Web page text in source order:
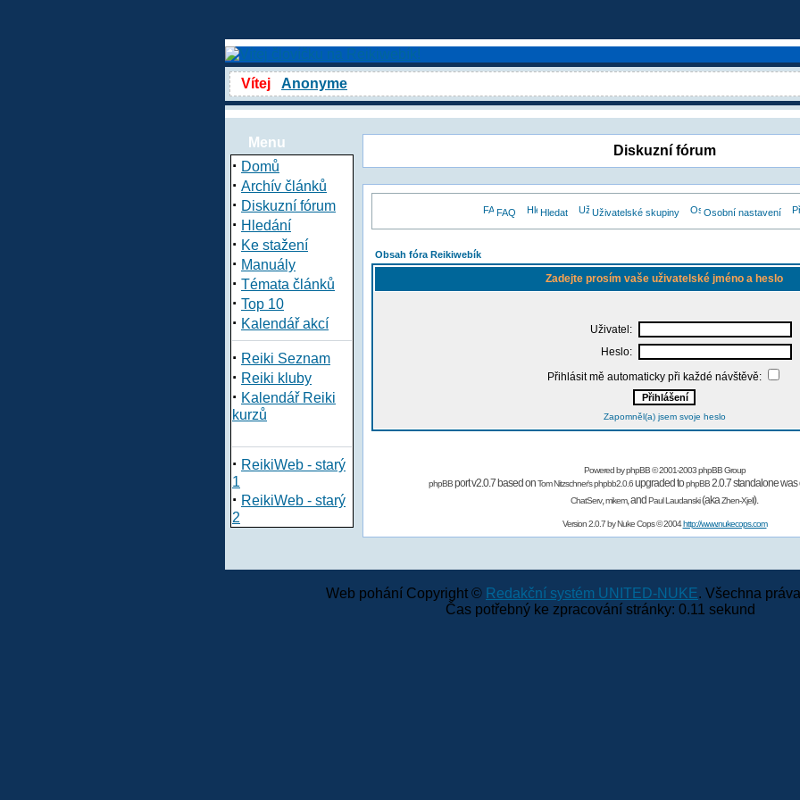
Vítej Anonyme
Menu
· Domů
· Archív článků
· Diskuzní fórum
· Hledání
· Ke stažení
· Manuály
· Témata článků
· Top 10
· Kalendář akcí
· Reiki Seznam
· Reiki kluby
· Kalendář Reiki
kurzů
· ReikiWeb - starý
1
· ReikiWeb - starý
2
Diskuzní fórum
FAQ Hledat Uživatelské skupiny Osobní nastavení
Obsah fóra Reikiwebík
Zadejte prosím vaše uživatelské jméno a heslo
Uživatel:
Heslo:
Přihlásit mě automaticky při každé návštěvě:
Zapomněl(a) jsem svoje heslo
Powered byphpBB© 2001-2003 phpBB Group
phpBBport v2.0.7 based onTom Nitzschner'sphpbb2.0.6upgraded tophpBB2.0.7 standalone
ChatServ,mikem,and Paul Laudanski(akaZhen-Xjell).
Version 2.0.7 byNuke Cops© 2004http://www.nukecops.com
Web pohání Copyright © Redakční systém UNITED-NUKE. Všechna
Čas potřebný ke zpracování stránky: 0.11 sekund